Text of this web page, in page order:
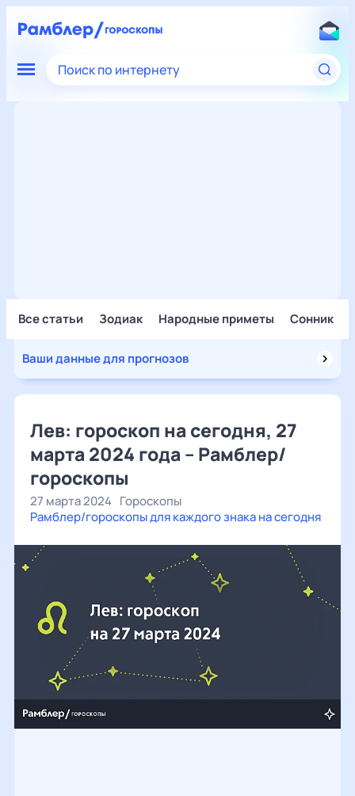
Поиск по интернету
Все статьи Зодиак Народные приметы Сонник
Ваши данные для прогнозов
Лев: гороскоп на сегодня, 27
марта 2024 года – Рамблер/
гороскопы
27 марта 2024 Гороскопы
Рамблер/гороскопы для каждого знака на сегодня